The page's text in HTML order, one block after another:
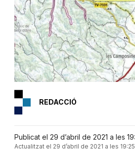
REDACCIÓ
Publicat el 29 d’abril de 2021 a les
Actualitzat el 29 d’abril de 2021 a les 19:25